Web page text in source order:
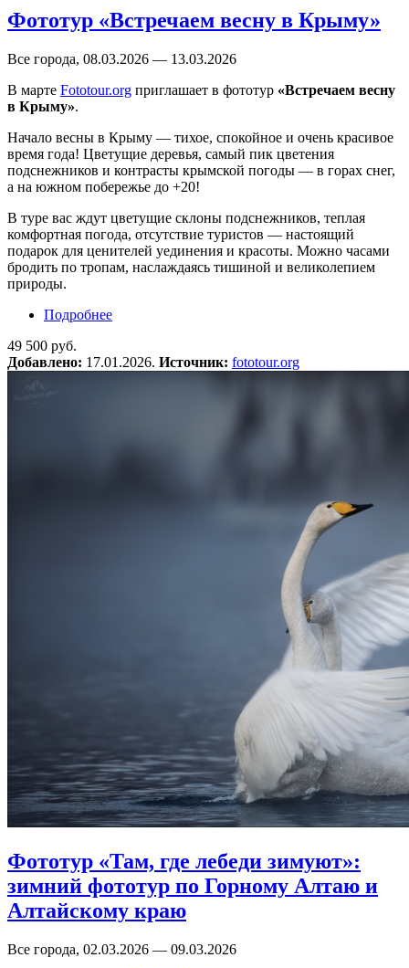
Фототур «Встречаем весну в Крыму»
Все города, 08.03.2026 — 13.03.2026
В марте Fototour.org приглашает в фототур «Встречаем весну
в Крыму».
Начало весны в Крыму — тихое, спокойное и очень красивое
время года! Цветущие деревья, самый пик цветения
подснежников и контрасты крымской погоды — в горах снег,
а на южном побережье до +20!
В туре вас ждут цветущие склоны подснежников, теплая
комфортная погода, отсутствие туристов — настоящий
подарок для ценителей уединения и красоты. Можно часами
бродить по тропам, наслаждаясь тишиной и великолепием
природы.
Подробнее
49 500 руб.
Добавлено: 17.01.2026. Источник: fototour.org
Фототур «Там, где лебеди зимуют»:
зимний фототур по Горному Алтаю и
Алтайскому краю
Все города, 02.03.2026 — 09.03.2026